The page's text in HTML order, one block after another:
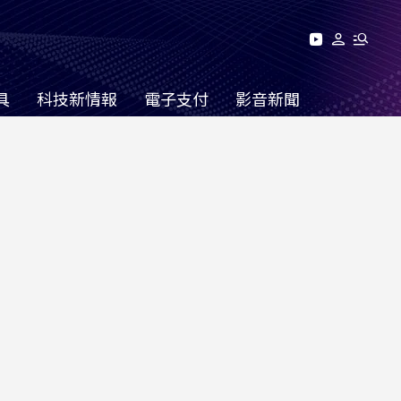
科技新情報 電子支付 影音新聞